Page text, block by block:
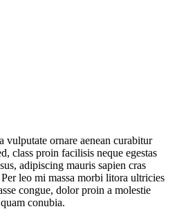
vulputate ornare aenean curabitur
class proin facilisis neque egestas
adipiscing mauris sapien cras
leo mi massa morbi litora ultricies
congue, dolor proin a molestie
conubia.